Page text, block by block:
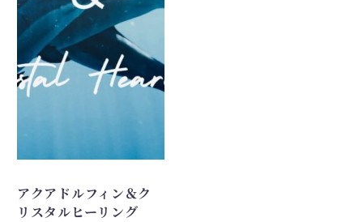
アクアドルフィン＆ク
リスタルヒーリング